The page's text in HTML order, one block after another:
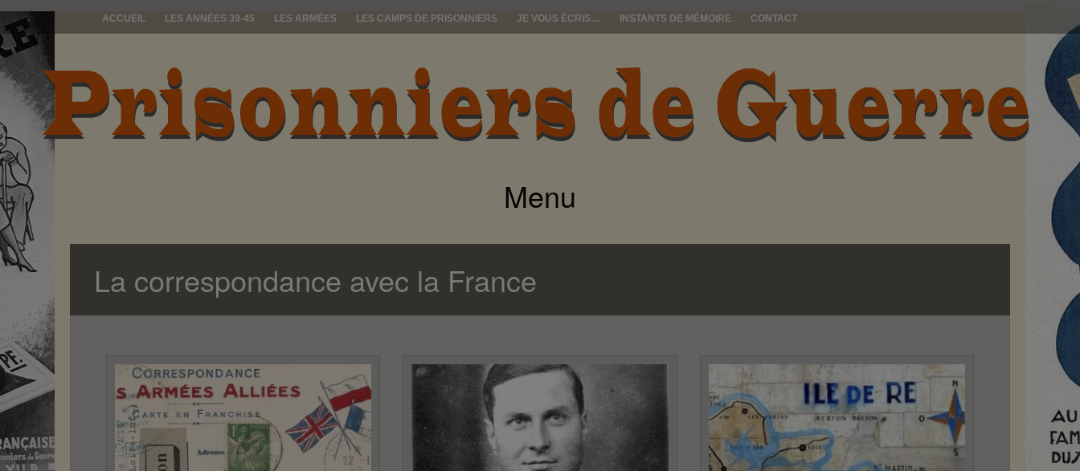
ACCUEIL LES ANNÉES 39-45 LES ARMÉES LES CAMPS DE PRISONNIERS JE VOUS ÉCRIS… INSTANTS DE MÉMOIRE CONTACT
prisonniers de guerre
Menu
La correspondance avec la France